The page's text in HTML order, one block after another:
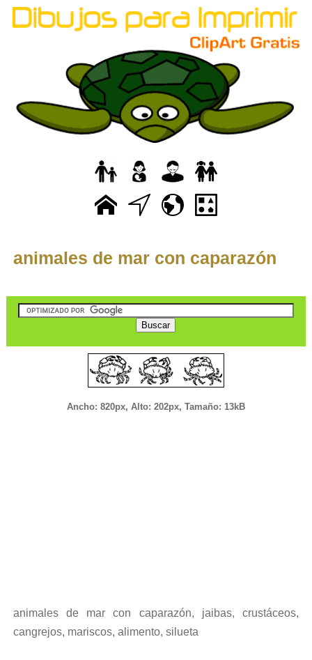
animales de mar con caparazón
Ancho: 820px, Alto: 202px, Tamaño: 13kB
animales de mar con caparazón, jaibas, crustáceos,
cangrejos, mariscos, alimento, silueta